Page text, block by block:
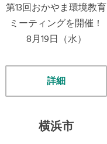
第13回おかやま環境教育
ミーティングを開催！
8月19日（水）
詳細
横浜市